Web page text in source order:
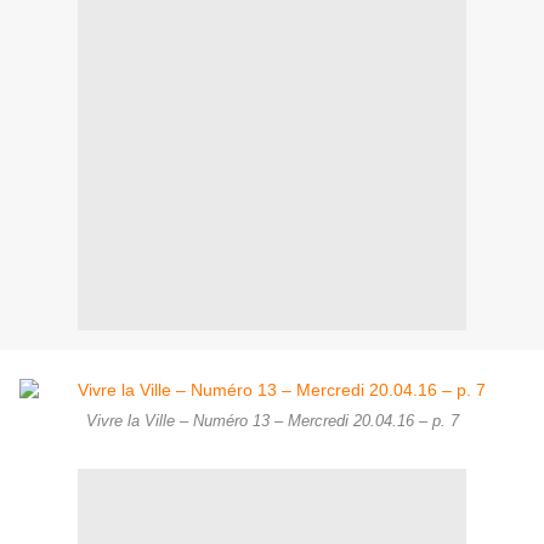
Vivre la Ville – Numéro 13 – Mercredi 20.04.16 – p. 7